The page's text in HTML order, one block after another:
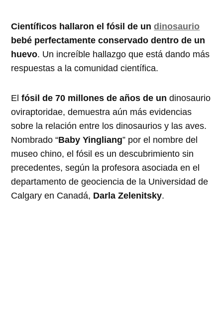
Científicos hallaron el fósil de undinosaurio
bebé perfectamente conservado dentro de un
huevo. Un increíble hallazgo que está dando más
respuestas a la comunidad científica.
Elfósil de 70 millones de años de un dinosaurio
oviraptoridae, demuestra aún más evidencias
sobre la relación entre los dinosaurios y las aves.
Nombrado “Baby Yingliang” por el nombre del
museo chino, el fósil es un descubrimiento sin
precedentes, según la profesora asociada en el
departamento de geociencia de la Universidad de
Calgary en Canadá, Darla Zelenitsky.